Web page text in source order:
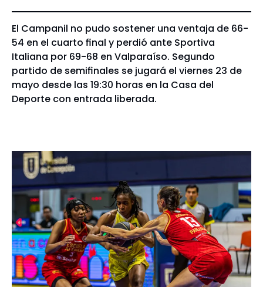
El Campanil no pudo sostener una ventaja de 66-
54 en el cuarto final y perdió ante Sportiva
Italiana por 69-68 en Valparaíso. Segundo
partido de semifinales se jugará el viernes 23 de
mayo desde las 19:30 horas en la Casa del
Deporte con entrada liberada.